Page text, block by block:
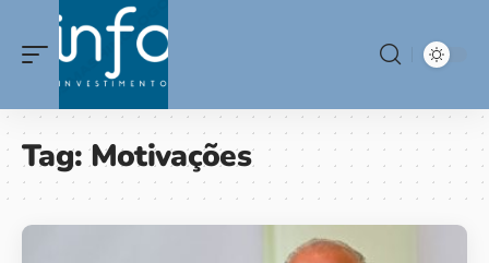
Tag:Motivações